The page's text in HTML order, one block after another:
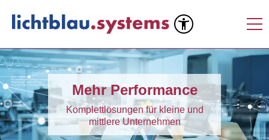
Mehr Performance
Komplettlösungen für kleine und
mittlere Unternehmen